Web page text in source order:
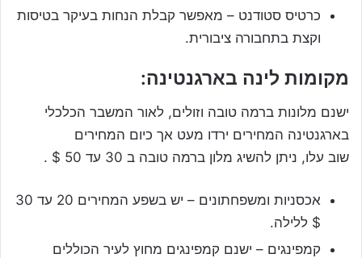
כרטיס סטודנט – מאפשר קבלת הנחות בעיקר בטיסות
וקצת בתחבורה ציבורית.
מקומות לינה בארגנטינה:
ישנם מלונות ברמה טובה וזולים, לאור המשבר הכלכלי
בארגנטינה המחירים ירדו מעט אך כיום המחירים
שוב עלו, ניתן להשיג מלון ברמה טובה ב 30 עד 50 $ .
אכסניות ומשפחתונים – יש בשפע המחירים 20 עד 30
$ ללילה.
קמפינגים – ישנם קמפינגים מחוץ לעיר הכוללים